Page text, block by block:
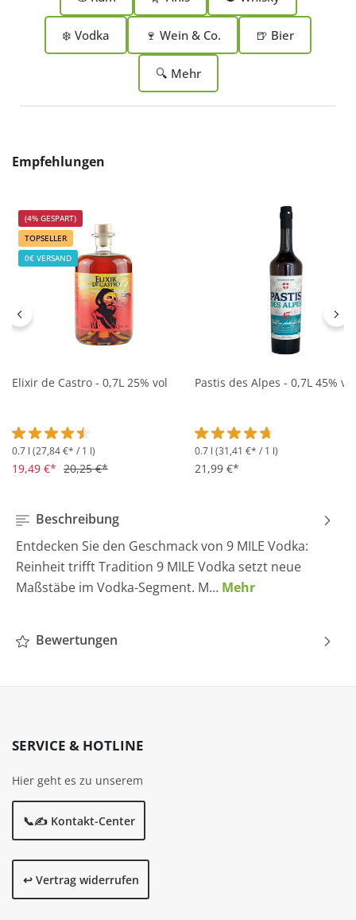
❄️ Vodka 🍷 Wein & Co. 🍺 Bier
🔍 Mehr
Produktgalerie überspringen
Empfehlungen
(4% GESPART)
TOPSELLER
0€ VERSAND
Elixir de Castro - 0,7L 25% vol
Durchschnittliche Bewertung von 4.5 von 5 Sternen
0.7 l (27,84 €* / 1 l)
19,49 €* 20,25 €*
Pastis des Alpes - 0,7L 45% vol
Durchschnittliche
0.7 l (31,41 €* / 1 l)
21,99 €*
Beschreibung
Entdecken Sie den Geschmack von 9 MILE Vodka:
Reinheit trifft Tradition 9 MILE Vodka setzt neue
Maßstäbe im Vodka-Segment. M… Mehr
Bewertungen
SERVICE & HOTLINE
Hier geht es zu unserem
📞✍️ Kontakt-Center
↩️ Vertrag widerrufen